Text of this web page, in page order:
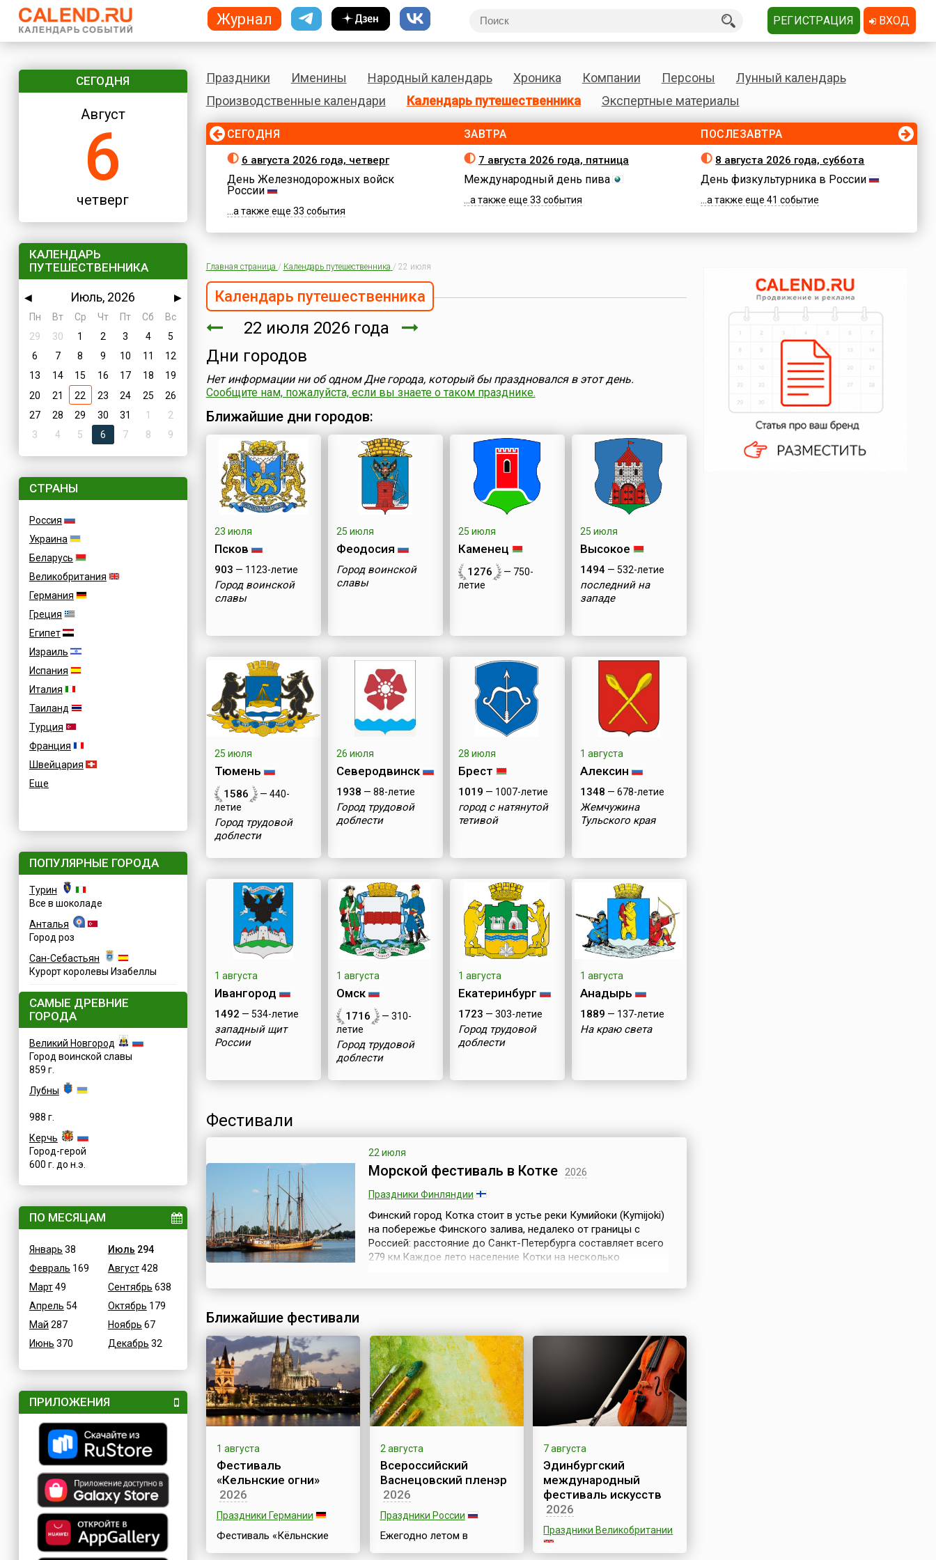
СЕГОДНЯ
Август
6
четверг
КАЛЕНДАРЬ
ПУТЕШЕСТВЕННИКА
◀ Июль, 2026
▶
Пн
Вт Ср Чт Пт Сб
Вс
29
30 1 2 3 4
5
6
7 8 9 10 11
12
13
14 15 16 17 18
19
20
21 22 23 24 25
26
27
28 29 30 31 1
2
3
4 5 6 7 8 9
СТРАНЫ
Россия
Украина
Беларусь
Великобритания
Германия
Греция
Египет
Израиль
Испания
Италия
Таиланд
Турция
Франция
Швейцария
Еще
ПОПУЛЯРНЫЕ ГОРОДА
Турин
Все в шоколаде
Анталья
Город роз
Сан-Себастьян
Курорт королевы Изабеллы
САМЫЕ ДРЕВНИЕ
ГОРОДА
Великий Новгород
Город воинской славы
859 г.
Лубны
988 г.
Керчь
Город-герой
600 г. до н.э.
ПО МЕСЯЦАМ
Январь 38
Февраль 169
Март49
Апрель 54
Май 287
Июнь 370
Июль 294
Август428
Сентябрь 638
Октябрь 179
Ноябрь 67
Декабрь 32
ПРИЛОЖЕНИЯ
Праздники Именины Народный календарь Хроника Компании Персоны
Лунный календарь
Производственные календари
Календарь путешественника Экспертные материалы
СЕГОДНЯ
6 августа 2026 года, четверг
День Железнодорожных войск
России
...а также еще 33 события
ЗАВТРА
7 августа 2026 года, пятница
Международный день пива
...а также еще 33 события
ПОСЛЕЗАВТРА
8 августа 2026 года, суббота
День физкультурника в России
...а также еще 41 событие
Главная страница / Календарь путешественника / 22 июля
Календарь путешественника
22 июля 2026 года
Дни городов
Нет информации ни об одном Дне города, который бы праздновался в этот день.
Сообщите нам, пожалуйста, если вы знаете о таком празднике.
Ближайшие дни городов:
23 июля
Псков
903 — 1123-летие
Город воинской
славы
25 июля
Феодосия
Город воинской
славы
25 июля
Каменец
1276
— 750-
летие
25 июля
Высокое
1494— 532-летие
последний на
западе
25 июля
Тюмень
1586
— 440-
летие
Город трудовой
доблести
26 июля
Северодвинск
1938 — 88-летие
Город трудовой
доблести
28 июля
Брест
1019 — 1007-летие
город с натянутой
тетивой
1 августа
Алексин
1348 — 678-летие
Жемчужина
Тульского края
1 августа
Ивангород
1492 — 534-летие
западный щит
России
1 августа
Омск
1716
— 310-
летие
Город трудовой
доблести
1 августа
Екатеринбург
1723 — 303-летие
Город трудовой
доблести
1 августа
Анадырь
1889 — 137-летие
На краю света
Фестивали
22 июля
Морской фестиваль в Котке
2026
Праздники Финляндии
Финский город Котка стоит в устье реки Кумийоки (Kymijoki)
на побережье Финского залива, недалеко от границы с
Россией: расстояние до Санкт-Петербурга составляет всего
279 км.Каждое лето население Котки на несколько
Ближайшие фестивали
1 августа
Фестиваль
«Кельнские огни»
2026
Праздники Германии
Фестиваль «Кёльнские
2 августа
Всероссийский
Васнецовский пленэр
2026
Праздники России
Ежегодно летом в
7 августа
Эдинбургский
международный
фестиваль искусств
2026
Праздники Великобритании
Журнал РЕГИСТРАЦИЯ ВХОД